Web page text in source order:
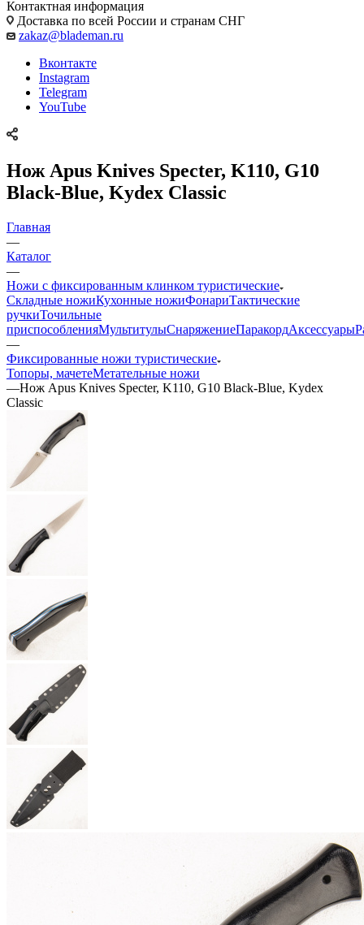
Контактная информация
Доставка по всей России и странам СНГ
zakaz@blademan.ru
Вконтакте
Instagram
Telegram
YouTube
Нож Apus Knives Specter, K110, G10
Black-Blue, Kydex Classic
Главная
—
Каталог
—
Ножи с фиксированным клинком туристические
Складные ножиКухонные ножиФонариТактические
ручкиТочильные
приспособленияМультитулыСнаряжениеПаракордАксессуары
—
Фиксированные ножи туристические
Топоры, мачетеМетательные ножи
—Нож Apus Knives Specter, K110, G10 Black-Blue, Kydex
Classic